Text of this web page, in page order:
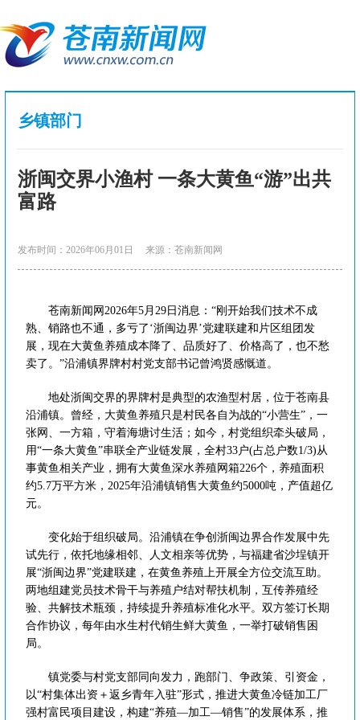
乡镇部门
浙闽交界小渔村 一条大黄鱼“游”出共
富路
发布时间：2026年06月01日 来源：苍南新闻网
苍南新闻网2026年5月29日消息：“刚开始我们技术不成
熟、销路也不通，多亏了‘浙闽边界’党建联建和片区组团发
展，现在大黄鱼养殖成本降了、品质好了、价格高了，也不愁
卖了。”沿浦镇界牌村村党支部书记曾鸿贤感慨道。
地处浙闽交界的界牌村是典型的农渔型村居，位于苍南县
沿浦镇。曾经，大黄鱼养殖只是村民各自为战的“小营生”，一
张网、一方箱，守着海塘讨生活；如今，村党组织牵头破局，
用“一条大黄鱼”串联全产业链发展，全村33户(占总户数1/3)从
事黄鱼相关产业，拥有大黄鱼深水养殖网箱226个，养殖面积
约5.7万平方米，2025年沿浦镇销售大黄鱼约5000吨，产值超亿
元。
变化始于组织破局。沿浦镇在争创浙闽边界合作发展中先
试先行，依托地缘相邻、人文相亲等优势，与福建省沙埕镇开
展“浙闽边界”党建联建，在黄鱼养殖上开展全方位交流互助。
两地组建党员技术骨干与养殖户结对帮扶机制，互传养殖经
验、共解技术瓶颈，持续提升养殖标准化水平。双方签订长期
合作协议，每年由水生村代销生鲜大黄鱼，一举打破销售困
局。
镇党委与村党支部同向发力，跑部门、争政策、引资金，
以“村集体出资＋返乡青年入驻”形式，推进大黄鱼冷链加工厂
强村富民项目建设，构建“养殖—加工—销售”的发展体系，推